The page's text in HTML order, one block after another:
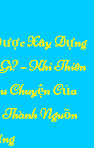
Xây Dựng
– Khi Thiên
Chuyện Của
Nguồn